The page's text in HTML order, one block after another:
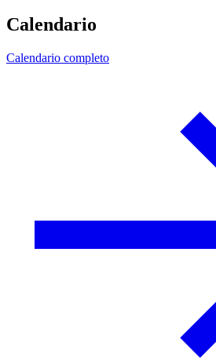
Calendario
Calendario completo